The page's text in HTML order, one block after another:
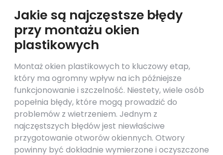
Jakie są najczęstsze błędy
przy montażu okien
plastikowych
Montaż okien plastikowych to kluczowy etap,
który ma ogromny wpływ na ich późniejsze
funkcjonowanie i szczelność. Niestety, wiele osób
popełnia błędy, które mogą prowadzić do
problemów z wietrzeniem. Jednym z
najczęstszych błędów jest niewłaściwe
przygotowanie otworów okiennych. Otwory
powinny być dokładnie wymierzone i oczyszczone